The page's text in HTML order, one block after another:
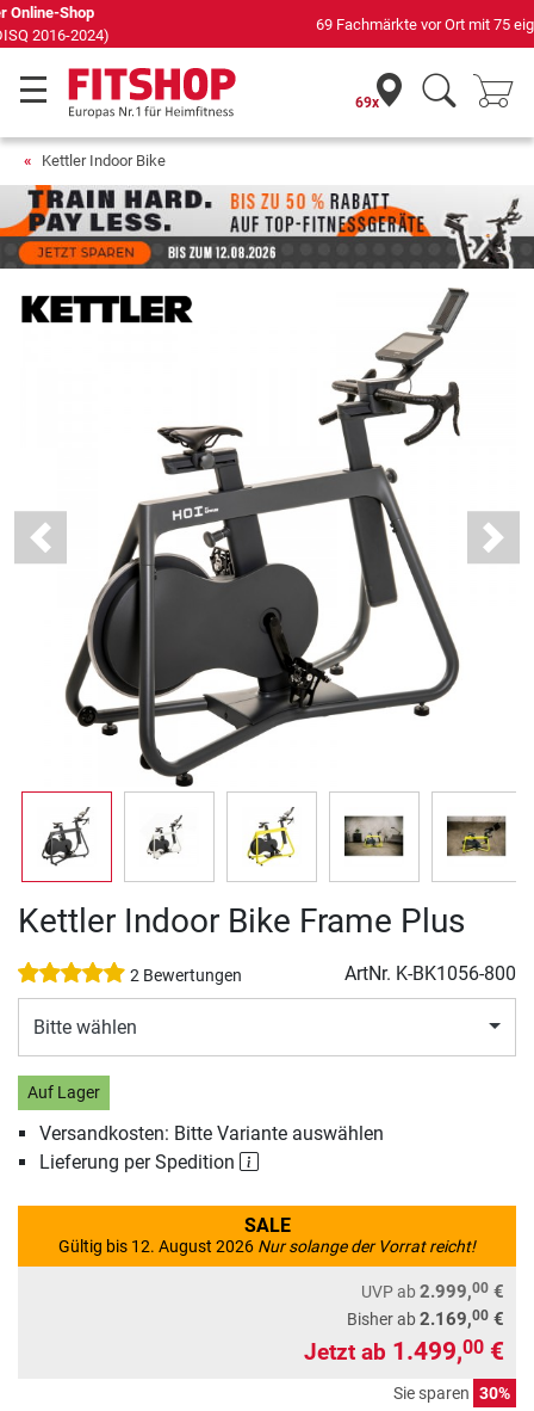
69 Fachmärkte vor Ort mit 75 eigenen Servicetechnikern
69x
Kettler Indoor Bike
Previous Next
Kettler Indoor Bike Frame Plus
2 Bewertungen ArtNr. K-BK1056-800
Bitte wählen
Auf Lager
Versandkosten: Bitte Variante auswählen
Lieferung per Spedition
SALE
Gültig bis 12. August 2026 Nur solange der Vorrat reicht!
UVPab 2.999,00 €
Bisher ab2.169,00 €
Jetzt ab 1.499,00 €
Sie sparen 30%